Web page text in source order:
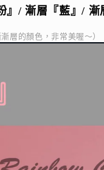
』/ 漸層『藍』/ 漸
層的顏色，非常美喔～）